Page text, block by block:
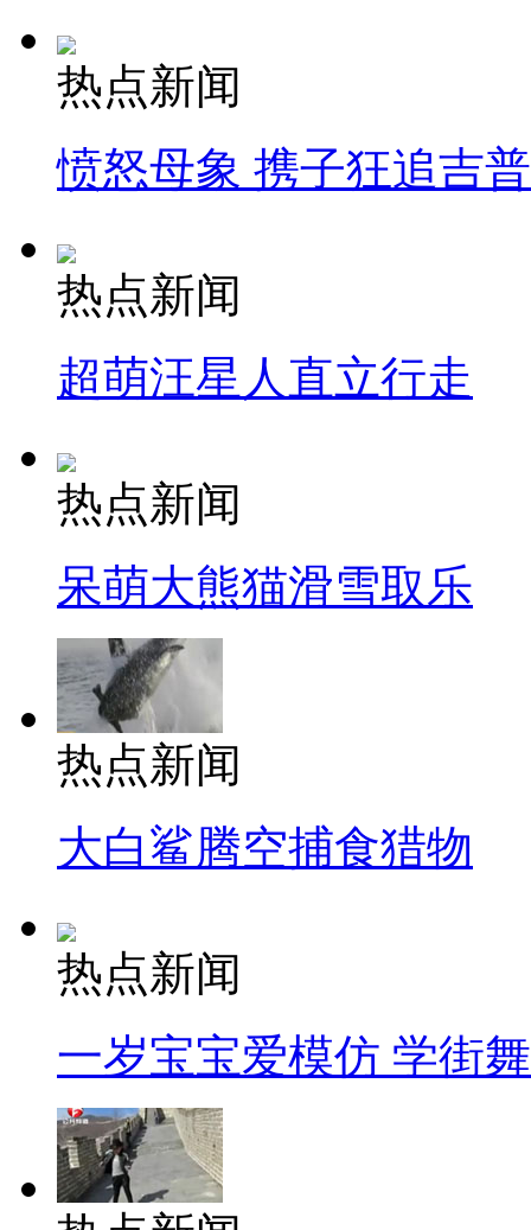
热点新闻
愤怒母象 携子狂追吉
热点新闻
超萌汪星人直立行走
热点新闻
呆萌大熊猫滑雪取乐
热点新闻
大白鲨腾空捕食猎物
热点新闻
一岁宝宝爱模仿 学街